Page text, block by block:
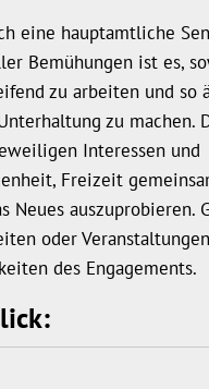
eine hauptamtliche
Bemühungen ist es,
zu arbeiten und so
zu machen.
Interessen
Freizeit
Neues auszuprobieren.
oder Veranstaltungen
des Engagements.